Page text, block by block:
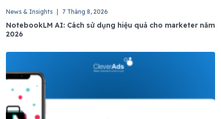
News & Insights 7 Tháng 8, 2026
NotebookLM AI: Cách sử dụng hiệu quả cho marketer năm
2026